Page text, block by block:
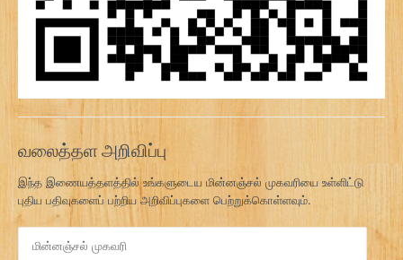
வலைத்தள அறிவிப்பு
இந்த இணையத்தளத்தில் உங்களுடைய மின்னஞ்சல் முகவரியை உள்ளிட்டு
புதிய பதிவுகளைப் பற்றிய அறிவிப்புகளை பெற்றுக்கொள்ளவும்.